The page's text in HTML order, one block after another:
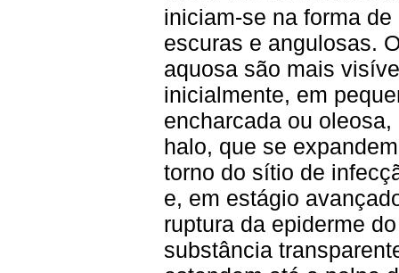
iniciam-se na forma
escuras e angulosas.
aquosa são mais
inicialmente, em
encharcada ou
halo, que se
torno do sítio de
e, em estágio
ruptura da epiderme
substância